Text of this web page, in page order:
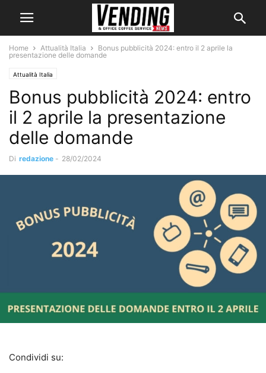
Home Attualità Italia
Bonus pubblicità 2024: entro il 2 aprile la
presentazione delle domande
Attualità Italia
Bonus pubblicità 2024: entro
il 2 aprile la presentazione
delle domande
Di redazione - 28/02/2024
Condividi su: